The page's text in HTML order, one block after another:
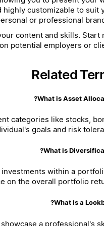
customizable to suit
or professional
content and skills. Start
potential employers or
Related
What is Asset
categories like stocks,
goals and risk
What is
within a
on the overall portfolio
What is a
a professional's